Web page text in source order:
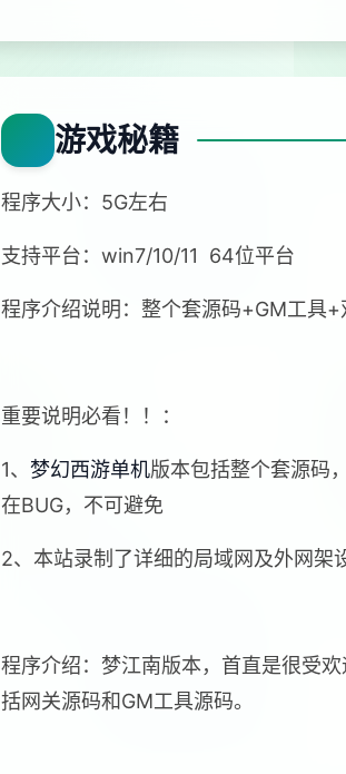
游戏秘籍
程序大小：5G左右
支持平台：win7/10/11 64位平台
程序介绍说明：整个套源码+GM工具
重要说明必看！！：
1、 梦幻西游单机版本包括整个套源码
在BUG，不可避免
2、本站录制了详细的局域网及外网架
程序介绍：梦江南版本，首直是很受
括网关源码和GM工具源码。